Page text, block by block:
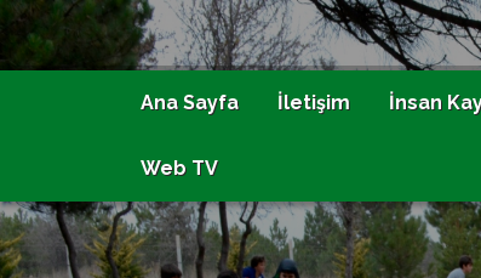
Ana Sayfa İletişim İnsan
Web TV